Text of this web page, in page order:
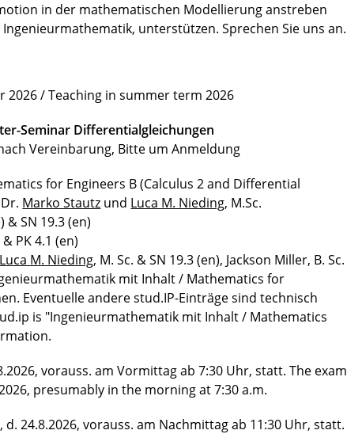
in der mathematischen Modellierung anstreben
unterstützen. Sprechen Sie uns an.
2026 / Teaching in summer term 2026
Seminar Differentialgleichungen
Vereinbarung, Bitte um Anmeldung
for Engineers B (Calculus 2 and Differential
Marko Stautz und Luca M. Nieding, M.Sc.
& SN 19.3 (en)
PK 4.1 (en)
Luca M. Nieding, M. Sc. & SN 19.3 (en), Jackson Miller, B. Sc.
mit Inhalt / Mathematics for
Eventuelle andere stud.IP-Einträge sind technisch
is "Ingenieurmathematik mit Inhalt / Mathematics
vorauss. am Vormittag ab 7:30 Uhr, statt. The exam
presumably in the morning at 7:30 a.m.
24.8.2026, vorauss. am Nachmittag ab 11:30 Uhr, statt.